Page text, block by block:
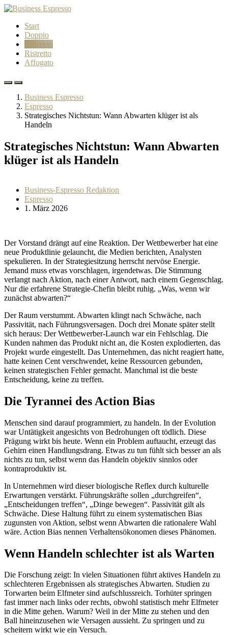
Start
Doppio
Espresso
Ristretto
Affogato
Business Espresso
Espresso
Strategisches Nichtstun: Wann Abwarten klüger ist als
Handeln
Strategisches Nichtstun: Wann Abwarten
klüger ist als Handeln
Business-Espresso Redaktion
Espresso
1. März 2026
Der Vorstand drängt auf eine Reaktion. Der Wettbewerber hat eine
neue Produktlinie gelauncht, die Medien berichten, Analysten
spekulieren. In der Strategiesitzung herrscht nervöse Energie.
Jemand muss etwas vorschlagen, irgendetwas. Die Stimmung
verlangt nach Aktion, nach einer Antwort, nach einem Gegenschlag.
Nur die erfahrene Strategie-Chefin bleibt ruhig. „Was, wenn wir
zunächst abwarten?“
Der Raum verstummt. Abwarten klingt nach Schwäche, nach
Passivität, nach Führungsversagen. Doch drei Monate später stellt
sich heraus: Der Wettbewerber-Launch war ein Fehlschlag. Die
Kunden nahmen das Produkt nicht an, die Kosten explodierten, das
Projekt wurde eingestellt. Das Unternehmen, das nicht reagiert hatte,
hatte keinen Cent verschwendet, keine Ressourcen gebunden,
keinen strategischen Fehler gemacht. Manchmal ist die beste
Entscheidung, keine zu treffen.
Die Tyrannei des Action Bias
Menschen sind darauf programmiert, zu handeln. In der Evolution
war Untätigkeit angesichts von Bedrohungen oft tödlich. Diese
Prägung wirkt bis heute. Wenn ein Problem auftaucht, erzeugt das
Gehirn einen Handlungsdrang. Etwas zu tun fühlt sich besser an als
nichts zu tun, selbst wenn das Handeln objektiv sinnlos oder
kontraproduktiv ist.
In Unternehmen wird dieser biologische Reflex durch kulturelle
Erwartungen verstärkt. Führungskräfte sollen „durchgreifen“,
„Entscheidungen treffen“, „Dinge bewegen“. Passivität gilt als
Schwäche. Diese Haltung führt zu einem systematischen Bias
zugunsten von Aktion, selbst wenn Abwarten die rationalere Wahl
wäre. Action Bias nennen Verhaltensökonomen dieses Phänomen.
Wenn Handeln schlechter ist als Warten
Die Forschung zeigt: In vielen Situationen führt aktives Handeln zu
schlechteren Ergebnissen als strategisches Abwarten. Studien zu
Torwarten beim Elfmeter sind aufschlussreich. Torhüter springen
fast immer nach links oder rechts, obwohl statistisch mehr Elfmeter
in die Mitte gehen. Warum? Weil in der Mitte zu stehen und den
Ball hineinzusehen wie Versagen aussieht. Zu springen und zu
scheitern wirkt wie ein Versuch.